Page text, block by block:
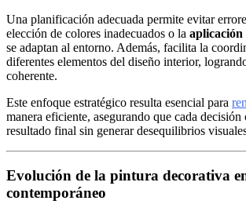
Una planificación adecuada permite evitar
elección de colores inadecuados o la aplicación
se adaptan al entorno. Además, facilita la
diferentes elementos del diseño interior,
coherente.
Este enfoque estratégico resulta esencial para
manera eficiente, asegurando que cada
resultado final sin generar desequilibrios
Evolución de la pintura decorativa
contemporáneo